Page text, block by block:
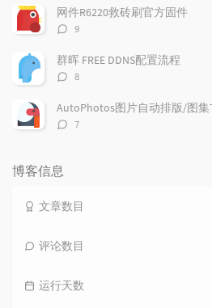
数：
网件R6220救砖刷官方固件
评
数：
9
群晖 FREE DDNS配置流程
评
数：
8
AutoPhotos图片自动排版/图
评
7
博客信息
文章数目
评论数目
运行天数